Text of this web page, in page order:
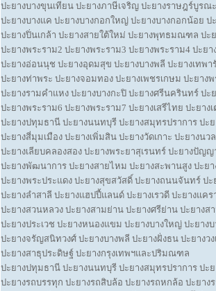
ปะยางบางขุนเทียน ปะยางภาษีเจริญ ปะยางราษฎร์บูรณ
ปะยางบางแค ปะยางบางกอกใหญ่ ปะยางบางกอกน้อย
ปะยางปิ่นเกล้า ปะยางสายใต้ใหม่ ปะยางพุทธมณฑล ปะ
ปะยางพระราม2 ปะยางพระราม3 ปะยางพระราม4 ปะยา
ปะยางอ่อนนุช ปะยางอุดมสุข ปะยางบางพลี ปะยางเทพา
ปะยางท่าพระ ปะยางจอมทอง ปะยางเพชรเกษม ปะยาง
ปะยางรามคำแหง ปะยางบางกะปิ ปะยางศรีนครินทร์ ปะย
ปะยางพระราม6 ปะยางพระราม7 ปะยางเสรีไทย ปะยาง
ปะยางปทุมธานี ปะยางนนทบุรี ปะยางสมุทรปราการ ปะ
ปะยางสี่มุมเมือง ปะยางเพิ่มสิน ปะยางวัดเกาะ ปะยางนว
ปะยางเลียบคลองสอง ปะยางพระยาสุเรนทร์ ปะยางปัญ
ปะยางพัฒนาการ ปะยางสายไหม ปะยางสะพานสูง ปะย
ปะยางพระประแดง ปะยางสุขสวัสดิ์ ปะยางถนนจันทร์ ปะ
ปะยางลำสาลี ปะยางแฮปปี้แลนด์ ปะยางเรวดี ปะยางแคร
ปะยางสวนหลวง ปะยางสามย่าน ปะยางศรีย่าน ปะยางส
ปะยางประเวช ปะยางหนองแขม ปะยางบางใหญ่ ปะยาง
ปะยางจรัญสนิทวงศ์ ปะยางบางพลี ปะยางฝั่งธน ปะยางว
ปะยางสาธุประดิษฐ์ ปะยางกรุงเทพฯและปริมณฑล
ปะยางปทุมธานี ปะยางนนทบุรี ปะยางสมุทรปราการ ปะ
ปะยางรถบรรทุก ปะยางรถสิบล้อ ปะยางรถหกล้อ ปะยาง